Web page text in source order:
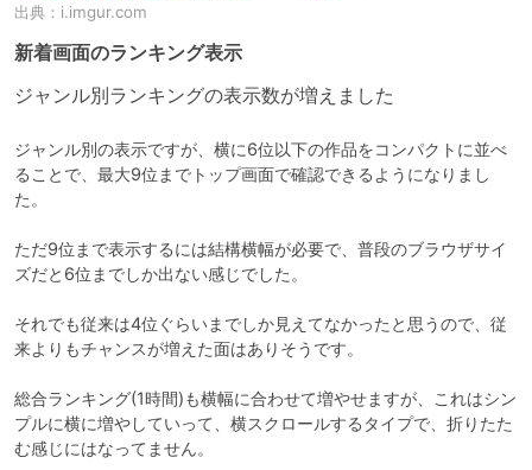
出典： i.imgur.com
新着画面のランキング表示
ジャンル別ランキングの表示数が増えました
ジャンル別の表示ですが、横に6位以下の作品をコンパクトに並べ
ることで、最大9位までトップ画面で確認できるようになりまし
た。
ただ9位まで表示するには結構横幅が必要で、普段のブラウザサイ
ズだと6位までしか出ない感じでした。
それでも従来は4位ぐらいまでしか見えてなかったと思うので、従
来よりもチャンスが増えた面はありそうです。
総合ランキング(1時間)も横幅に合わせて増やせますが、これはシン
プルに横に増やしていって、横スクロールするタイプで、折りたた
む感じにはなってません。